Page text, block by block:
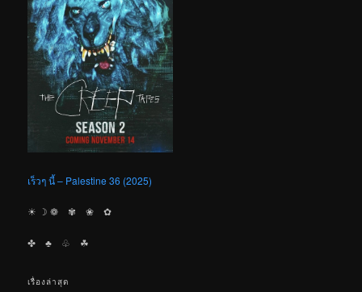
เร็วๆ นี้ – Palestine 36 (2025)
☀︎ ☽ ❁ ✾ ❀ ✿
✤ ♣︎ ♧ ☘︎
เรื่องล่าสุด